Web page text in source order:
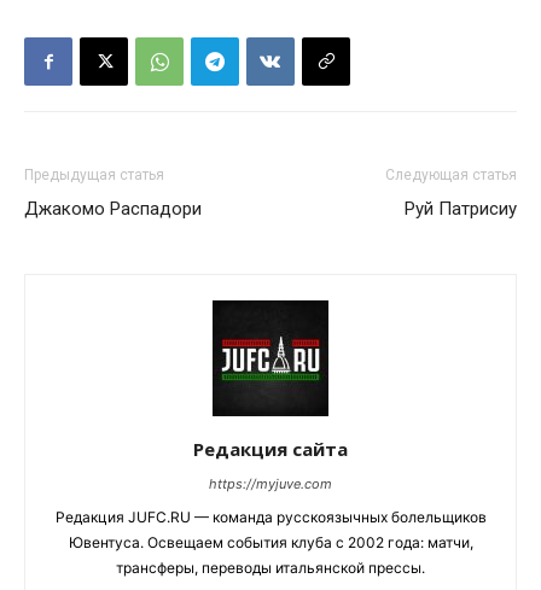
Предыдущая статья
Джакомо Распадори
Следующая статья
Руй Патрисиу
Редакция сайта
https://myjuve.com
Редакция JUFC.RU — команда русскоязычных болельщиков
Ювентуса. Освещаем события клуба с 2002 года: матчи,
трансферы, переводы итальянской прессы.